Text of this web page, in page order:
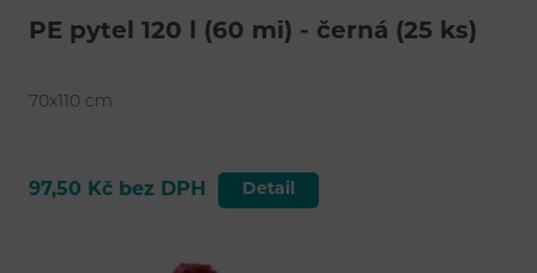
PE pytel 120 l (60 mi) - černá (25 ks)
70x110 cm
97,50 Kč bez DPH Detail